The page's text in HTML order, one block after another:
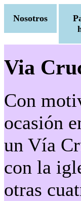
Nosotros
Via
Con
ocasión
un Vía
con la
otras